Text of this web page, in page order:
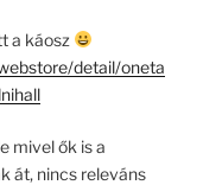
a káosz
detail/oneta
mivel ők is a
át, nincs releváns